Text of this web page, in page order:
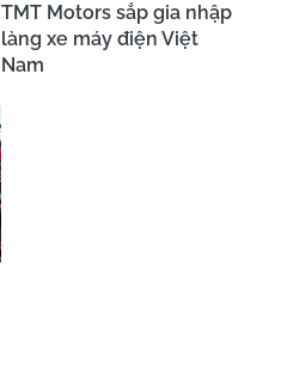
TMT Motors sắp gia nhập
làng xe máy điện Việt
Nam